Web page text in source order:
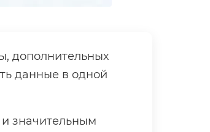
дополнительных
данные в одной
значительным